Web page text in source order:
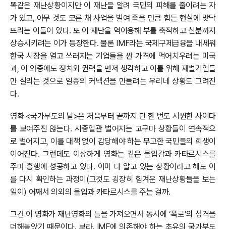
똑같은 재난상황이지만 이 재난을 알려 국민의 피해를 줄이려는 자
가 있고, 아무 것도 모른 채 사업을 벌여 죽을 만큼 힘든 현실에 맞닥
뜨리는 이들이 있다. 또 이 재난을 역이용해 부를 축적하고 신분까지
상승시키려는 이가 등장한다. 물론 IMF라는 국제구제금융을 내세워
한국 시장을 열고 쓰러지는 기업들을 싼 가격에 먹어치우려는 미국
과, 이 와중에도 정치와 권력을 먼저 생각하고 이를 위해 재벌기업들
만 살리는 것으로 일종의 커넥션을 만들려는 우리네 상황도 그려진
다.
영화 <국가부도의 날>은 처음부터 끝까지 단 한 번도 시원한 사이다
를 보여주진 않는다. 시종일관 벌어지는 고구마 상황들이 연속적으
로 벌어지고, 이를 대책 없이 감당해야 하는 무고한 국민들의 희생이
이어진다. 그런데도 이상하게 영화는 깊은 몰입감과 카타르시스를
주며 흥행에 성공하고 있다. 이미 다 알고 있는 상황이라고 해도 이
를 다시 확인하는 과정이(그것도 굉장히 힘겨운 재난상황들을 보는
일이) 어째서 의외의 몰입과 카타르시스를 주는 걸까.
그건 이 영화가 재난영화의 틀을 가져오면서 동시에 ‘폭로’의 성격을
더해놓았기 때문이다. 보라. IMF에 의존해야 하는 초유의 국가부도